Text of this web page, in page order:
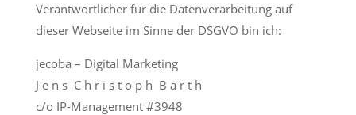
Verantwortlicher für die Datenverarbeitung auf
dieser Webseite im Sinne der DSGVO bin ich:
jecoba – Digital Marketing
J e n s C h r i s t o p h B a r t h
c/o IP-Management #3948